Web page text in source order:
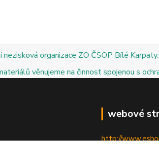
organizace ZO ČSOP Bílé Karpaty.
věnujeme na činnost spojenou s
webové
http://